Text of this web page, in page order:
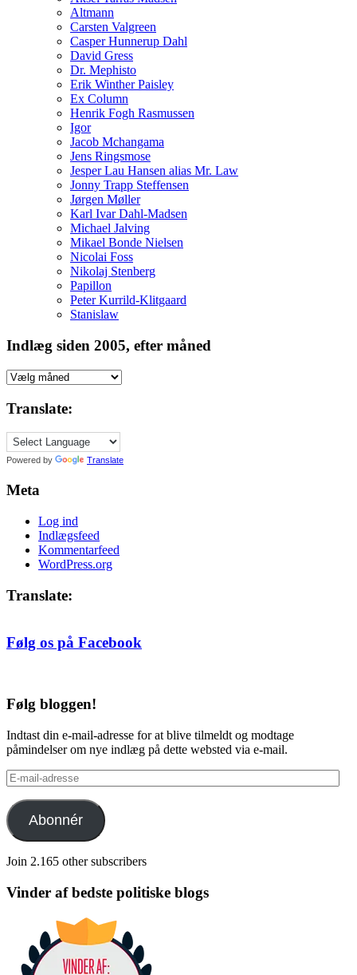
Altmann
Carsten Valgreen
Casper Hunnerup Dahl
David Gress
Dr. Mephisto
Erik Winther Paisley
Ex Column
Henrik Fogh Rasmussen
Igor
Jacob Mchangama
Jens Ringsmose
Jesper Lau Hansen alias Mr. Law
Jonny Trapp Steffensen
Jørgen Møller
Karl Ivar Dahl-Madsen
Michael Jalving
Mikael Bonde Nielsen
Nicolai Foss
Nikolaj Stenberg
Papillon
Peter Kurrild-Klitgaard
Stanislaw
Indlæg siden 2005, efter måned
Indlæg
2005,
måned
Translate:
Powered by Translate
Meta
Log ind
Indlægsfeed
Kommentarfeed
WordPress.org
Translate:
Følg os på Facebook
Følg bloggen!
Indtast din e-mail-adresse for at blive tilmeldt og modtage
påmindelser om nye indlæg på dette websted via e-mail.
E-
mail-
adresse
Abonnér
Join 2.165 other subscribers
Vinder af bedste politiske blogs